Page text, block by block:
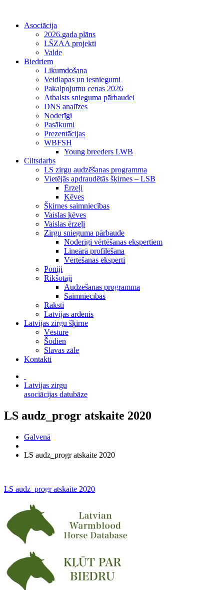
Asociācija
2026.gada plāns
LŠZAA projekti
Valde
Biedriem
Likumdošana
Veidlapas un iesniegumi
Pakalpojumu cenas 2026
Atbalsts snieguma pārbaudei
DNS analīzes
Noderīgi
Pasākumi
Prezentācijas
WBFSH
Young breeders LWB
Ciltsdarbs
LS zirgu audzēšanas programma
Vietējās apdraudētās šķirnes – LSB
Ērzeļi
Ķēves
Šķirnes saimniecības
Vaislas ķēves
Vaislas ērzeļi
Zirgu snieguma pārbaude
Noderīgi vērtēšanas ekspertiem
Lineārā profilēšana
Vērtēšanas eksperti
Poniji
Rikšotāji
Audzēšanas programma
Saimniecības
Raksti
Latvijas ardenis
Latvijas zirgu šķirne
Vēsture
Šodien
Slavas zāle
Kontakti
Latvijas zirgu
asociācijas datubāze
LS audz_progr atskaite 2020
Galvenā
LS audz_progr atskaite 2020
LS audz_progr atskaite 2020